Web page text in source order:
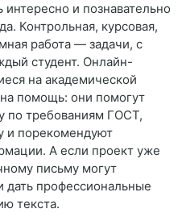
интересно и познавательно
Контрольная, курсовая,
работа — задачи, с
студент. Онлайн-
на академической
помощь: они помогут
по требованиям ГОСТ,
и порекомендуют
А если проект уже
письму могут
дать профессиональные
текста.